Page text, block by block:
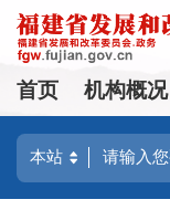
首页 机构概况